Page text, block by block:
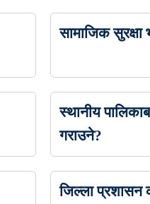
सामाजिक सुरक्षा
स्थानीय
गराउने?
जिल्ला प्रशासन